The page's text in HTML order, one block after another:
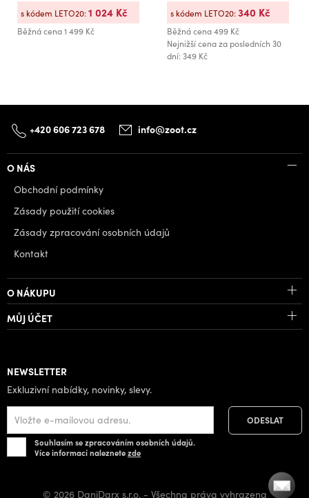
Běžná cena1 499 Kč
s kódem LETO20:1 024 Kč
Běžná cena499 Kč
Nejnižší cena za posledních 30
dní: 349 Kč
s kódem LETO20:340 Kč
+420 606 723 678 info@zoot.cz
O NÁS
Obchodní podmínky
Zásady použití cookies
Zásady zpracování osobních údajů
Kontakt
O NÁKUPU
MŮJ ÚČET
NEWSLETTER
Exkluzivní nabídky, novinky, slevy.
Souhlasím se zpracováním osobních údajů.
Více informací naleznetezde
© 2026 DaniDarx s.r.o. - Všechna práva vyhrazena